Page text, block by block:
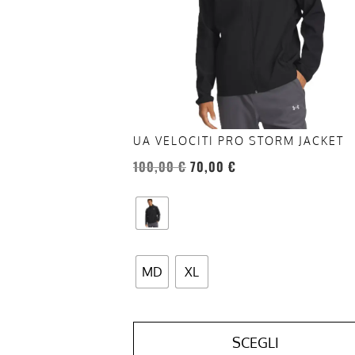
UA VELOCITI PRO STORM JACKET
100,00€ 70,00 €
MD XL
SCEGLI
del
prodotto